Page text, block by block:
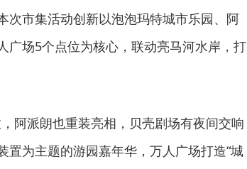
次市集活动创新以泡泡玛特城市乐园、阿
广场5个点位为核心，联动亮马河水岸，打
阿派朗也重装亮相，贝壳剧场有夜间交响
为主题的游园嘉年华，万人广场打造“城